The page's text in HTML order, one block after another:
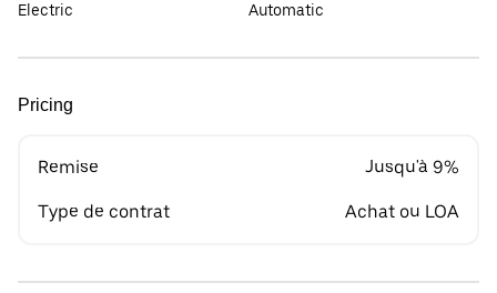
Electric
Automatic
Pricing
Remise Jusqu'à 9%
Type de contrat Achat ou LOA